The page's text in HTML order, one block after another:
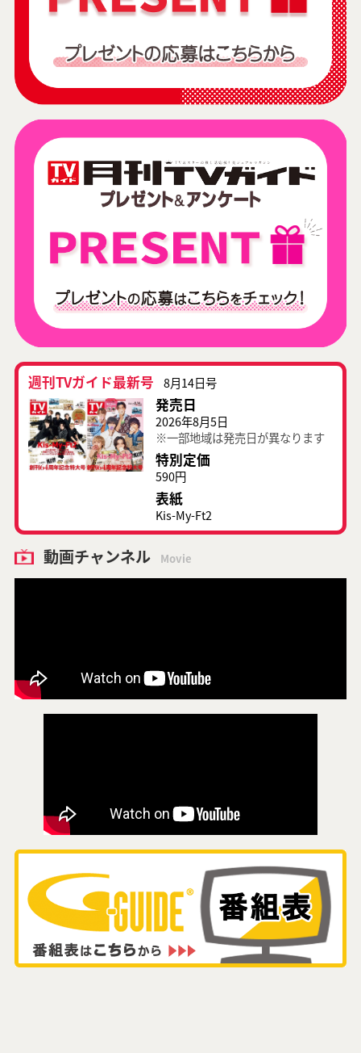
週刊TVガイド最新号 8月14日号
発売日
2026年8月5日
※一部地域は発売日が異なります
特別定価
590円
表紙
Kis-My-Ft2
動画チャンネル Movie